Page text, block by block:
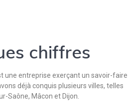
chiffres
une entreprise exerçant un savoir-faire
déjà conquis plusieurs villes, telles
Saône, Mâcon et Dijon.